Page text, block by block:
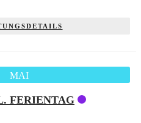
MAI
FERIENTAG